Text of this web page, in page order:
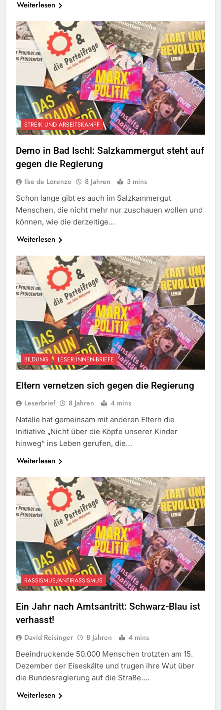
Weiterlesen
STREIK UND ARBEITSKAMPF
Demo in Bad Ischl: Salzkammergut steht auf
gegen die Regierung
Ilse de Lorenzo 8 Jahren 3 mins
Schon lange gibt es auch im Salzkammergut
Menschen, die nicht mehr nur zuschauen wollen und
können, wie die derzeitige…
Weiterlesen
BILDUNG LESER:INNEN-BRIEFE
Eltern vernetzen sich gegen die Regierung
Leserbrief 8 Jahren 4 mins
Natalie hat gemeinsam mit anderen Eltern die
Initiative „Nicht über die Köpfe unserer Kinder
hinweg“ ins Leben gerufen, die…
Weiterlesen
RASSISMUS/ANTIRASSISMUS
Ein Jahr nach Amtsantritt: Schwarz-Blau ist
verhasst!
David Reisinger 8 Jahren 4 mins
Beeindruckende 50.000 Menschen trotzten am 15.
Dezember der Eiseskälte und trugen ihre Wut über
die Bundesregierung auf die Straße….
Weiterlesen